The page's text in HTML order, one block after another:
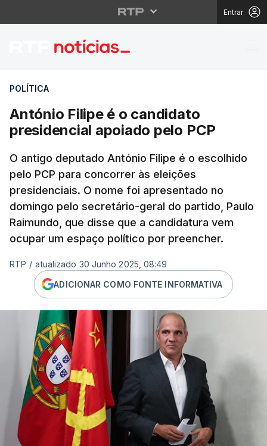
Entrar
António Filipe é o
POLÍTICA
António Filipe é o candidato
presidencial apoiado pelo PCP
O antigo deputado António Filipe é o escolhido
pelo PCP para concorrer às eleições
presidenciais. O nome foi apresentado no
domingo pelo secretário-geral do partido, Paulo
Raimundo, que disse que a candidatura vem
ocupar um espaço político por preencher.
RTP / atualizado 30 Junho 2025, 08:49
ADICIONAR COMO FONTE INFORMATIVA